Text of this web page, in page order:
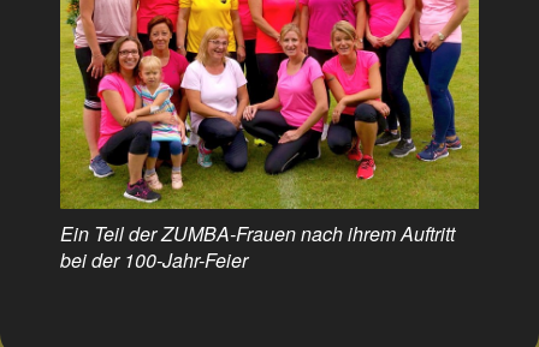
Ein Teil der ZUMBA-Frauen nach ihrem Auftritt
bei der 100-Jahr-Feier